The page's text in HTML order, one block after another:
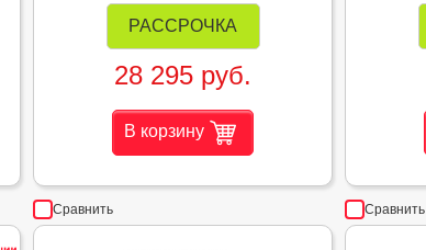
РАССРОЧКА
28 295 руб.
В корзину
Сравнить Сравнить